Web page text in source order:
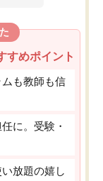
すめポイント
も教師も信
に。受験・
放題の嬉し